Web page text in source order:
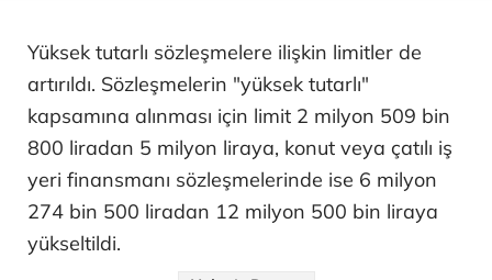
Yüksek tutarlı sözleşmelere ilişkin limitler de
artırıldı. Sözleşmelerin "yüksek tutarlı"
kapsamına alınması için limit 2 milyon 509 bin
800 liradan 5 milyon liraya, konut veya çatılı iş
yeri finansmanı sözleşmelerinde ise 6 milyon
274 bin 500 liradan 12 milyon 500 bin liraya
yükseltildi.